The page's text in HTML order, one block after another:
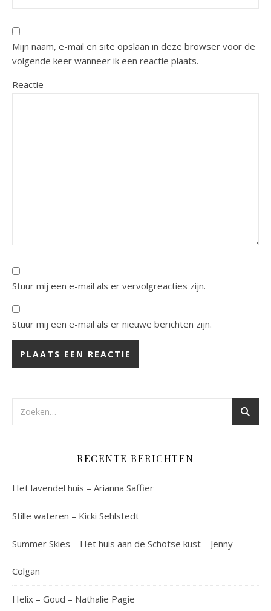
Mijn naam, e-mail en site opslaan in deze browser voor de
volgende keer wanneer ik een reactie plaats.
Reactie
Stuur mij een e-mail als er vervolgreacties zijn.
Stuur mij een e-mail als er nieuwe berichten zijn.
RECENTE BERICHTEN
Het lavendel huis – Arianna Saffier
Stille wateren – Kicki Sehlstedt
Summer Skies – Het huis aan de Schotse kust – Jenny
Colgan
Helix – Goud – Nathalie Pagie